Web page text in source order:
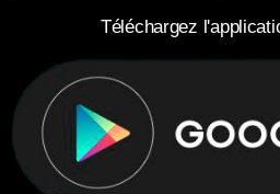
Téléchargez